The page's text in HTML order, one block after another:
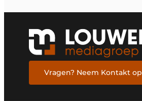
Vragen? Neem Kontakt op